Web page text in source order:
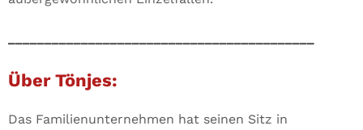
Über Tönjes:
Das Familienunternehmen hat seinen Sitz in